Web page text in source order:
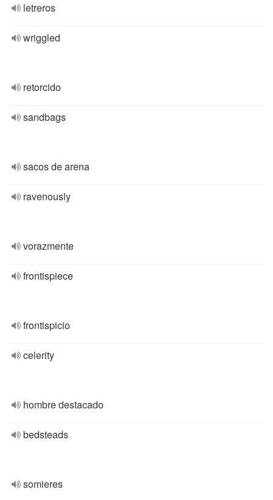
letreros
wriggled
retorcido
sandbags
sacos de arena
ravenously
vorazmente
frontispiece
frontispicio
celerity
hombre destacado
bedsteads
somieres